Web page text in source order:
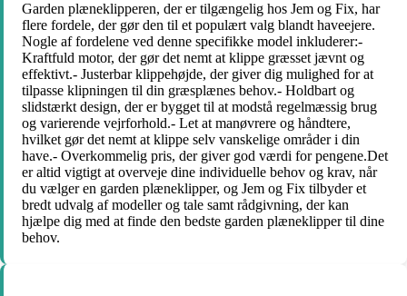
Garden plæneklipperen, der er tilgængelig hos Jem og Fix, har
flere fordele, der gør den til et populært valg blandt haveejere.
Nogle af fordelene ved denne specifikke model inkluderer:-
Kraftfuld motor, der gør det nemt at klippe græsset jævnt og
effektivt.- Justerbar klippehøjde, der giver dig mulighed for at
tilpasse klipningen til din græsplænes behov.- Holdbart og
slidstærkt design, der er bygget til at modstå regelmæssig brug
og varierende vejrforhold.- Let at manøvrere og håndtere,
hvilket gør det nemt at klippe selv vanskelige områder i din
have.- Overkommelig pris, der giver god værdi for pengene.Det
er altid vigtigt at overveje dine individuelle behov og krav, når
du vælger en garden plæneklipper, og Jem og Fix tilbyder et
bredt udvalg af modeller og tale samt rådgivning, der kan
hjælpe dig med at finde den bedste garden plæneklipper til dine
behov.